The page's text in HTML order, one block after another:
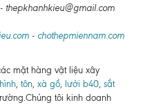
- thepkhanhkieu@gmail.com
- chothepmiennam.com
mặt hàng vật liệu xây
, tôn, xà gồ, lưới b40, sắt
tôi kinh doanh